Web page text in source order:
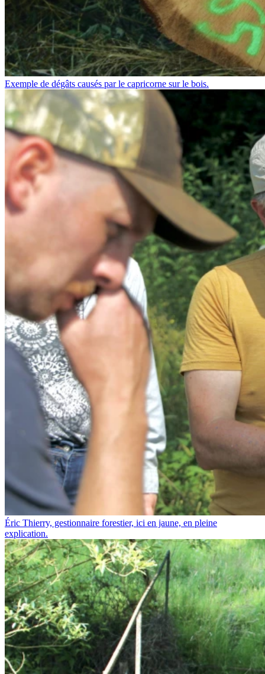
Exemple de dégâts causés par le capricorne sur le bois.
Éric Thierry, gestionnaire forestier, ici en jaune, en pleine
explication.